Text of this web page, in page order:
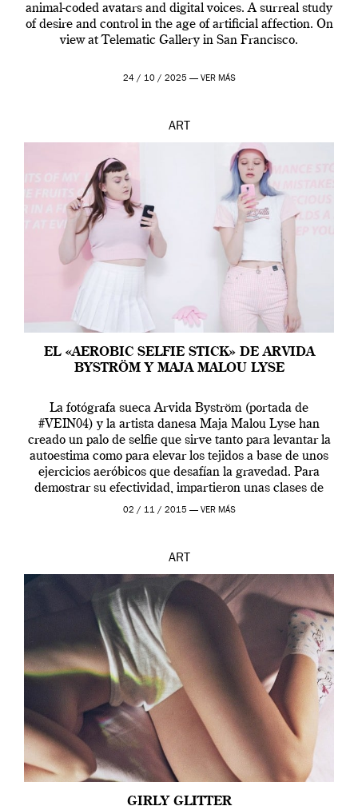
animal-coded avatars and digital voices. A surreal study
of desire and control in the age of artificial affection. On
view at Telematic Gallery in San Francisco.
24 / 10 / 2025 — VER MÁS
ART
EL «AEROBIC SELFIE STICK» DE ARVIDA
BYSTRÖM Y MAJA MALOU LYSE
La fotógrafa sueca Arvida Byström (portada de
#VEIN04) y la artista danesa Maja Malou Lyse han
creado un palo de selfie que sirve tanto para levantar la
autoestima como para elevar los tejidos a base de unos
ejercicios aeróbicos que desafían la gravedad. Para
demostrar su efectividad, impartieron unas clases de
prueba en el Tate […]
02 / 11 / 2015 — VER MÁS
ART
GIRLY GLITTER